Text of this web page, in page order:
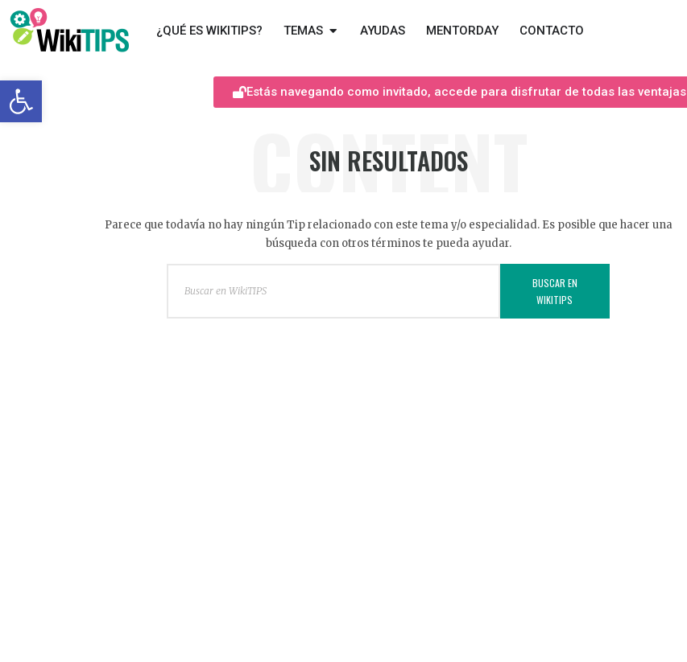
Abrir barra de herramientas
¿QUÉ ES WIKITIPS? TEMAS AYUDAS MENTORDAY CONTACTO
Estás navegando como invitado, accede para disfrutar de todas las ventajas
CONTENT
SIN RESULTADOS
Parece que todavía no hay ningún Tip relacionado con este tema y/o especialidad. Es posible que hacer una
búsqueda con otros términos te pueda ayudar.
BUSCAR EN
WIKITIPS